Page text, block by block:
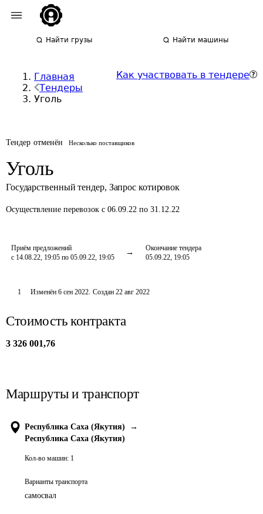
Найти грузы Найти машины
Главная
Тендеры
Уголь
Как участвовать в тендере
Тендер отменён Несколько поставщиков
Уголь
Государственный тендер, Запрос котировок
Осуществление перевозок с 06.09.22 по 31.12.22
Приём предложений
с 14.08.22, 19:05 по 05.09.22, 19:05
Окончание тендера
05.09.22, 19:05
1 Изменён 6 сен 2022. Создан 22 авг 2022
Стоимость контракта
3 326 001,76
Маршруты и транспорт
Республика Саха (Якутия)
→
Республика Саха (Якутия)
Кол-во машин: 1
Варианты транспорта
самосвал